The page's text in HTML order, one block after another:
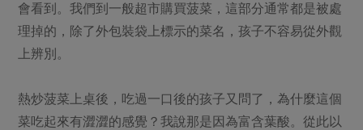
會看到。我們到一般超市購買菠菜，這部分通常都是被處
理掉的，除了外包裝袋上標示的菜名，孩子不容易從外觀
上辨別。
熱炒菠菜上桌後，吃過一口後的孩子又問了，為什麼這個
菜吃起來有澀澀的感覺？我說那是因為富含葉酸。從此以